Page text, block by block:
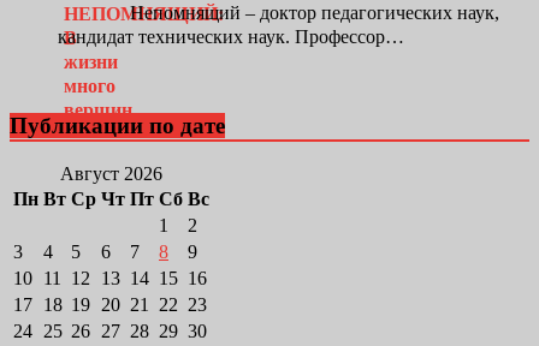
Непомнящий – доктор педагогических наук,
кандидат технических наук. Профессор…
Публикации по дате
Август 2026
Пн Вт Ср Чт Пт Сб Вс
1
2
3
4 5 6 7 8
9
10 11 12 13 14 15 16
17 18 19 20 21 22 23
24 25 26 27 28 29 30